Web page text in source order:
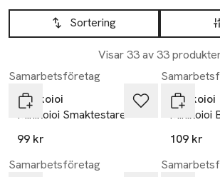
Hoppa till produktsidan
Sortering
Visar 33 av 33
Lista över produkter
Samarbetsföretag
Minikoioi
Minikoioi Smaktestare
99 kr
Minikoioi
Minikoioi
109 kr
Samarbetsföretag